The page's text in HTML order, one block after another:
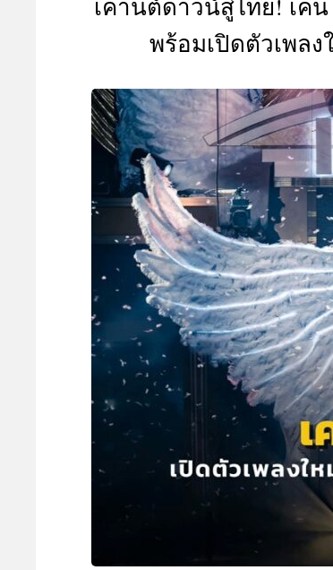
เคานต์ดาวน์สู่ไทย! เค
พร้อมเปิดตัวเพลง